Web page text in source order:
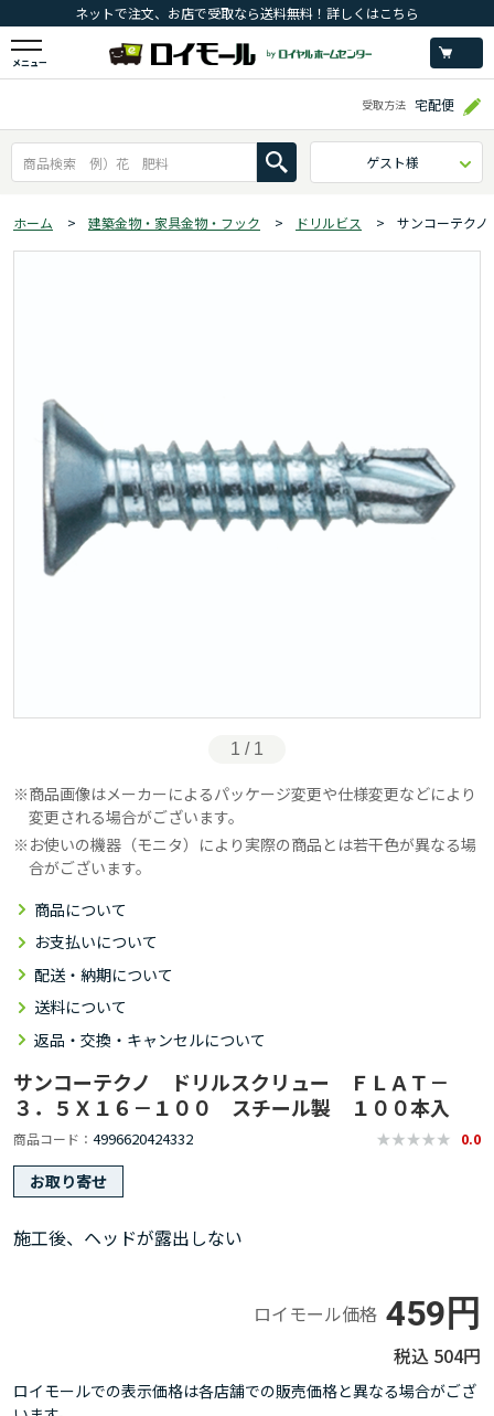
ネットで注文、お店で受取なら送料無料！詳しくはこちら
メニュー
受取方法 宅配便
ゲスト様
ホーム > 建築金物・家具金物・フック > ドリルビス > サンコーテク
1 / 1
商品画像はメーカーによるパッケージ変更や仕様変更などにより
変更される場合がございます。
お使いの機器（モニタ）により実際の商品とは若干色が異なる場
合がございます。
商品について
お支払いについて
配送・納期について
送料について
返品・交換・キャンセルについて
サンコーテクノ ドリルスクリュー ＦＬＡＴ－
３．５Ｘ１６－１００ スチール製 １００本入
商品コード 4996620424332 0.0
お取り寄せ
施工後、ヘッドが露出しない
ロイモール価格 459円
504円
ロイモールでの表示価格は各店舗での販売価格と異なる場合がござ